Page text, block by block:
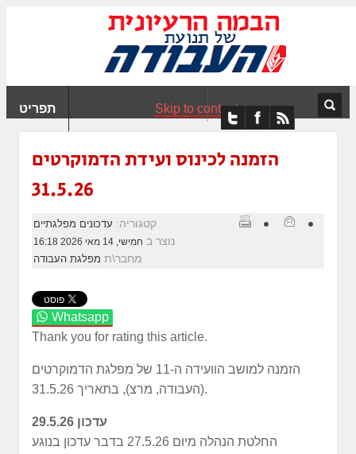
תפריט Skip to content
הזמנה לכינוס ועידת הדמוקרטים
31.5.26
קטגוריה: עדכונים מפלגתיים
נוצר ב חמישי, 14 מאי 2026 16:18
מחבר\ת מפלגת העבודה
Whatsapp
Thank you for rating this article.
הזמנה למושב הוועידה ה-11 של מפלגת הדמוקרטים
(העבודה, מרצ), בתאריך 31.5.26.
עדכון 29.5.26
החלטת הנהלה מיום 27.5.26 בדבר עדכון בנוגע